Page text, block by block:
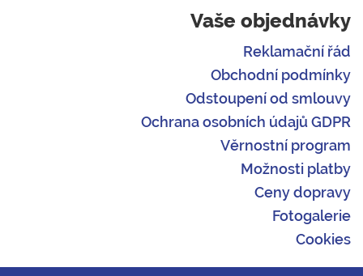
Vaše objednávky
Reklamační řád
Obchodní podmínky
Odstoupení od smlouvy
Ochrana osobních údajů GDPR
Věrnostní program
Možnosti platby
Ceny dopravy
Fotogalerie
Cookies